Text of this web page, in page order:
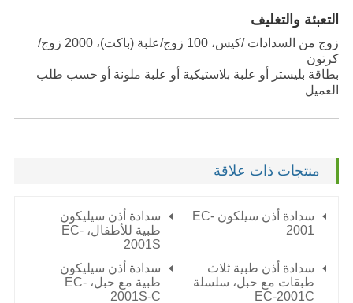
التعبئة والتغليف
زوج من السدادات /كيس، 100 زوج/علبة (باكت)، 2000 زوج/
كرتون
بطاقة بليستر أو علبة بلاستيكية أو علبة ملونة أو حسب طلب
العميل
منتجات ذات علاقة
سدادة أذن سيلكون EC-
2001
سدادة أذن سيليكون
طبية للأطفال، EC-
2001S
سدادة أذن طبية ثلاث
طبقات مع حبل، سلسلة
EC-2001C
سدادة أذن سيليكون
طبية مع حبل، EC-
2001S-C